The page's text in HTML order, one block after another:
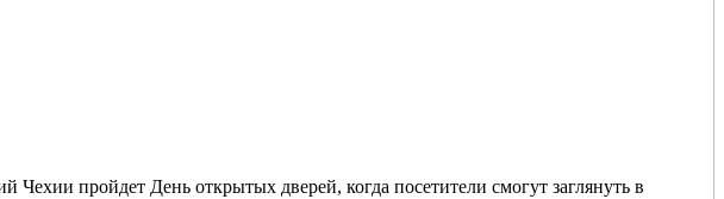
Чехии пройдет День открытых дверей, когда посетители смогут заглянуть в